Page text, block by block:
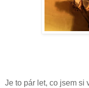
Je to pár let, co jsem si